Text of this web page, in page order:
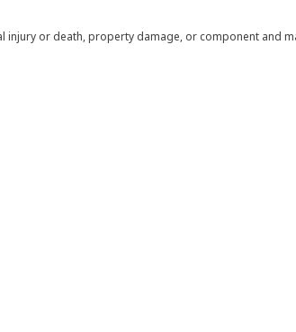
or death, property damage, or component and